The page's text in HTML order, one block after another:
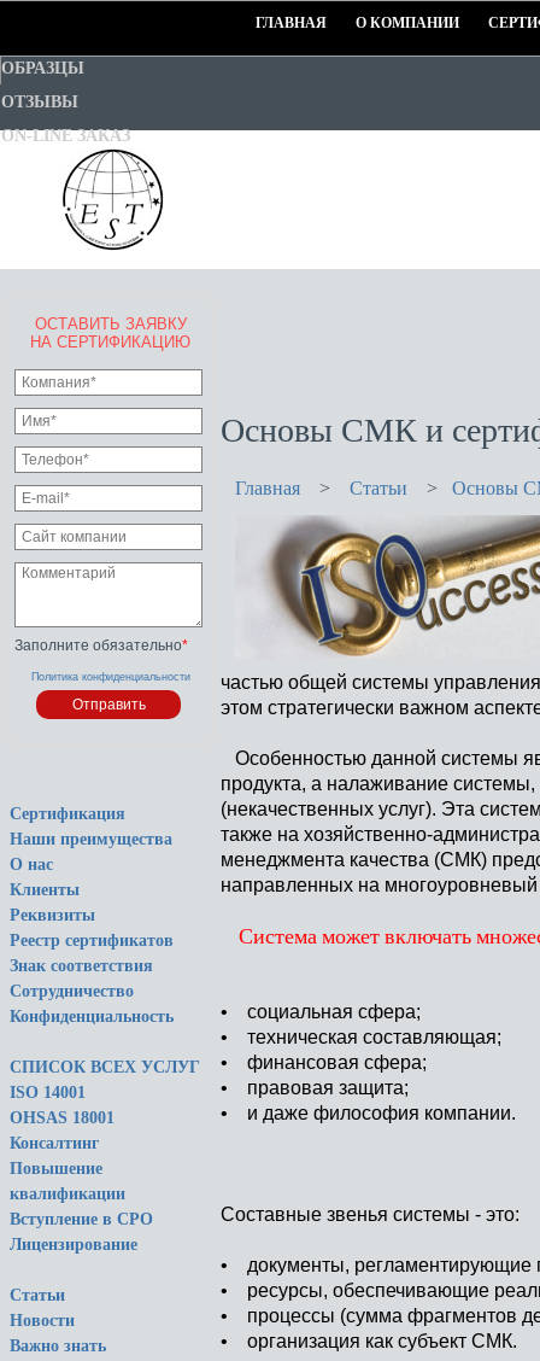
ГЛАВНАЯ О КОМПАНИИ
ОБРАЗЦЫ
ОТЗЫВЫ
ON-LINE ЗАКАЗ
ОСТАВИТЬ ЗАЯВКУ
НА СЕРТИФИКАЦИЮ
Заполните обязательно*
Политика конфиденциальности
Сертификация
Наши преимущества
О нас
Клиенты
Реквизиты
Реестр сертификатов
Знак соответствия
Сотрудничество
Конфиденциальность
СПИСОК ВСЕХ УСЛУГ
ISO 14001
OHSAS 18001
Консалтинг
Повышение
квалификации
Вступление в СРО
Лицензирование
Статьи
Новости
Важно знать
Основы СМК и
Главная > Статьи > Основы
частью общей системы
этом стратегически важном
Особенностью данной системы
продукта, а налаживание
(некачественных услуг). Эта
также на хозяйственно-
менеджмента качества (СМК)
направленных на многоуровневый
Система может включать
• социальная сфера;
• техническая составляющая;
• финансовая сфера;
• правовая защита;
• и даже философия компании.
Составные звенья системы - это:
• документы, регламентирующие
• ресурсы, обеспечивающие
• процессы (сумма фрагментов
• организация как субъект СМК.